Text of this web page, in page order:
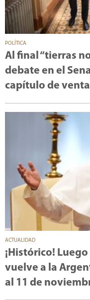
POLÍTICA
Al final “tierras
debate en el
capítulo de
ACTUALIDAD
¡Histórico!
vuelve a la
al 11 de